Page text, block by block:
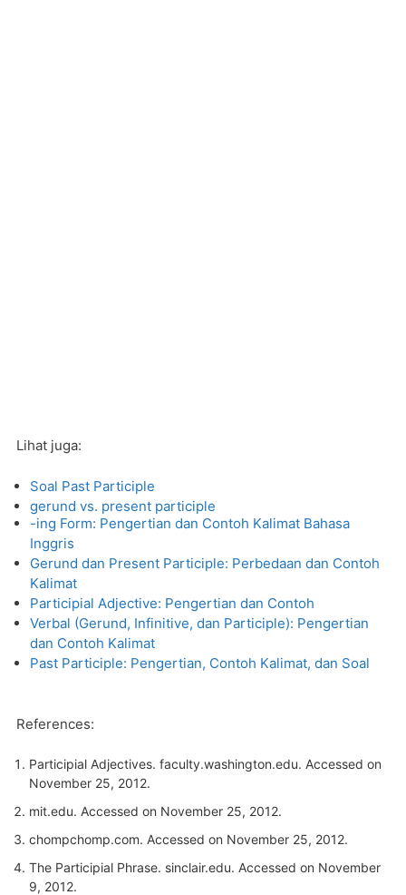
Lihat juga:
Soal Past Participle
gerund vs. present participle
-ing Form: Pengertian dan Contoh Kalimat Bahasa
Inggris
Gerund dan Present Participle: Perbedaan dan Contoh
Kalimat
Participial Adjective: Pengertian dan Contoh
Verbal (Gerund, Infinitive, dan Participle): Pengertian
dan Contoh Kalimat
Past Participle: Pengertian, Contoh Kalimat, dan Soal
References:
Participial Adjectives. faculty.washington.edu. Accessed on
November 25, 2012.
mit.edu. Accessed on November 25, 2012.
chompchomp.com. Accessed on November 25, 2012.
The Participial Phrase. sinclair.edu. Accessed on November
9, 2012.